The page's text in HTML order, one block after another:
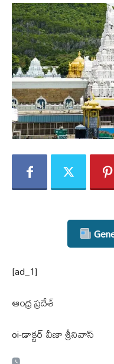
[ad_1]
ఆంధ్ర ప్రదేశ్
oi-డాక్టర్ వీణా శ్రీనివాస్